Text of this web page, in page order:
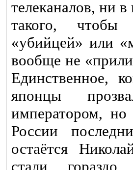
телеканалов, ни
такого,
«убийцей» или
вообще не
Единственное,
японцы
императором,
России
остаётся
стали